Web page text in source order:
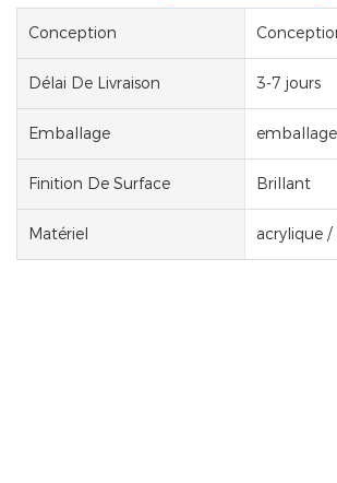
Conception
Délai De Livraison 3-7 jours
Emballage
Finition De Surface Brillant
Matériel acrylique /